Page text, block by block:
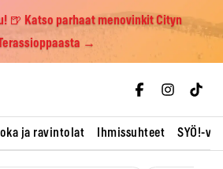
🍺 Katso parhaat menovinkit Cityn
→
ja ravintolat Ihmissuhteet SYÖ!-